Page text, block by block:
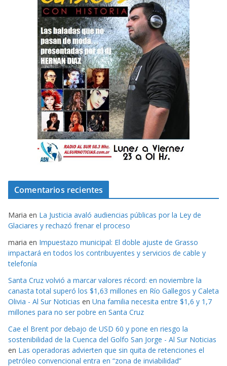
Comentarios recientes
Maria en La Justicia avaló audiencias públicas por la Ley de
Glaciares y rechazó frenar el proceso
maria en Impuestazo municipal: El doble ajuste de Grasso
impactará en todos los contribuyentes y servicios de cable y
telefonía
Santa Cruz volvió a marcar valores récord: en noviembre la
canasta total superó los $1,63 millones en Río Gallegos y Caleta
Olivia - Al Sur Noticias en Una familia necesita entre $1,6 y 1,7
millones para no ser pobre en Santa Cruz
Cae el Brent por debajo de USD 60 y pone en riesgo la
sostenibilidad de la Cuenca del Golfo San Jorge - Al Sur Noticias
en Las operadoras advierten que sin quita de retenciones el
petróleo convencional entra en “zona de inviabilidad”